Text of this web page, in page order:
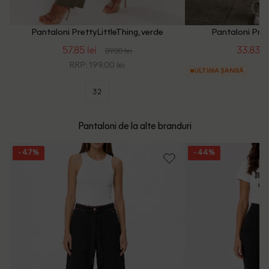
Pantaloni PrettyLittleThing, verde
57.85 lei 89.00 lei
RRP: 199.00 lei
32
Pantaloni
33.83
ULTIMA ȘANSĂ
Pantaloni de la alte branduri
- 47% - 44%